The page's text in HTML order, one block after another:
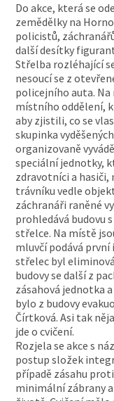
Do akce, která se
zemědělky na
policistů,
další desítky
Střelba rozléhající
nesoucí se z
policejního auta.
místního oddělení,
aby zjistili, co se
skupinka
organizovaně
speciální jednotky,
zdravotníci a hasiči,
trávníku vedle
záchranáři raněné
prohledává budovu
střelce. Na místě
mluvčí podává
střelec byl
budovy se další z
zásahová jednotka
bylo z budovy
Čírtková. Asi tak
jde o cvičení.
Rozjela se akce s
postup složek
případě zásahu
minimální zábrany